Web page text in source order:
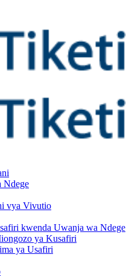
Ndege
vya Vivutio
kwenda Uwanja wa Ndege
ya Kusafiri
ya Usafiri